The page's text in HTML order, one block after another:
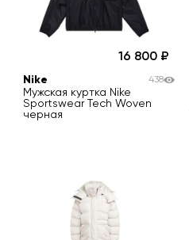
16 800
Nike
Мужская куртка Nike
Sportswear Tech Woven
черная
438